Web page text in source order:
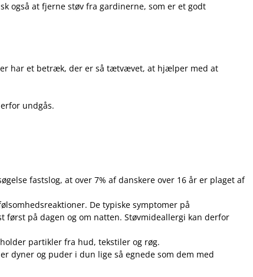
også at fjerne støv fra gardinerne, som er et godt
har et betræk, der er så tætvævet, at hjælper med at
undgås.
fastslog, at over 7% af danskere over 16 år er plaget af
De typiske symptomer på
på dagen og om natten. Støvmideallergi kan derfor
partikler fra hud, tekstiler og røg.
dyner og puder i dun lige så egnede som dem med